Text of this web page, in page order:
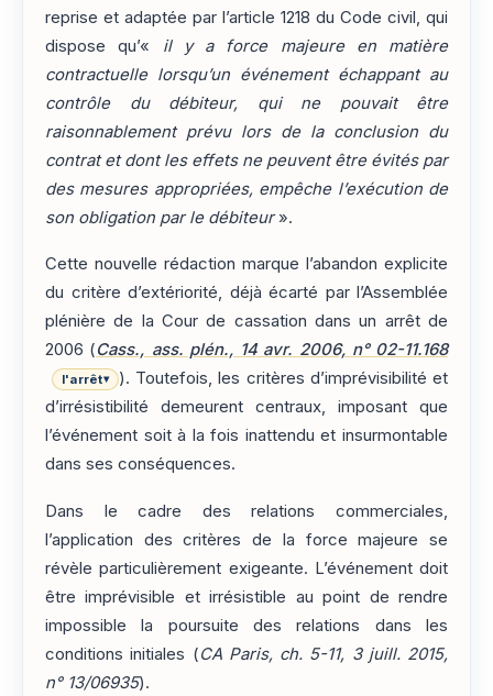
reprise et adaptée par l’article 1218 du Code civil, qui
dispose qu’« il y a force majeure en matière
contractuelle lorsqu’un événement échappant au
contrôle du débiteur, qui ne pouvait être
raisonnablement prévu lors de la conclusion du
contrat et dont les effets ne peuvent être évités par
des mesures appropriées, empêche l’exécution de
son obligation par le débiteur».
Cette nouvelle rédaction marque l’abandon explicite
du critère d’extériorité, déjà écarté par l’Assemblée
plénière de la Cour de cassation dans un arrêt de
2006 (Cass., ass. plén., 14 avr. 2006, n° 02-11.168
l'arrêt▾
). Toutefois, les critères d’imprévisibilité et
d’irrésistibilité demeurent centraux, imposant que
l’événement soit à la fois inattendu et insurmontable
dans ses conséquences.
Dans le cadre des relations commerciales,
l’application des critères de la force majeure se
révèle particulièrement exigeante. L’événement doit
être imprévisible et irrésistible au point de rendre
impossible la poursuite des relations dans les
conditions initiales (CA Paris, ch. 5-11, 3 juill. 2015,
n° 13/06935).